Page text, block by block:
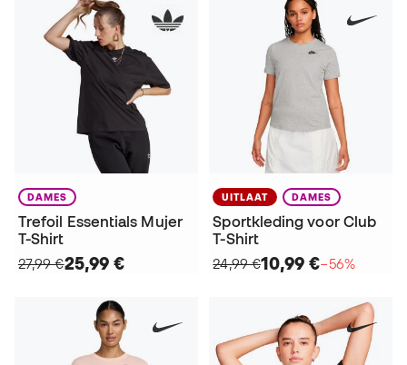
DAMES
Trefoil Essentials Mujer
T-Shirt
27,99 €25,99 €
UITLAAT DAMES
Sportkleding voor Club
T-Shirt
24,99 €10,99 €−56%